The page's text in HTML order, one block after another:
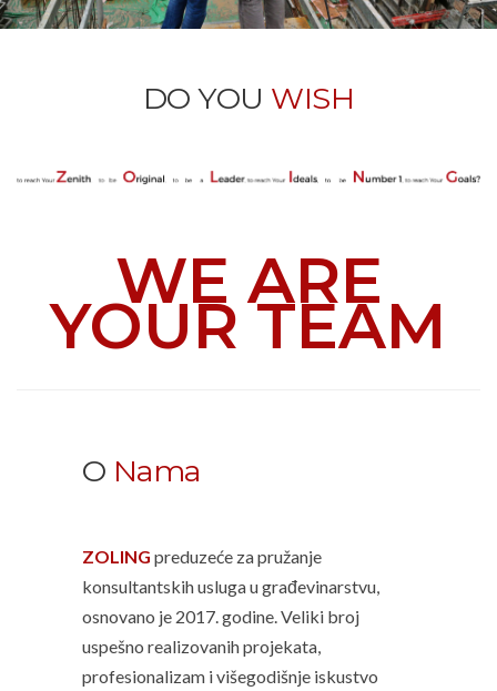
DO YOU WISH
WE ARE
YOURTEAM
O Nama
ZOLING preduzeće za pružanje
konsultantskih usluga u građevinarstvu,
osnovano je 2017. godine. Veliki broj
uspešno realizovanih projekata,
profesionalizam i višegodišnje iskustvo